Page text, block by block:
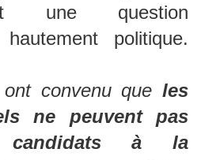
une question
hautement politique.
convenu que les
ne peuvent pas
candidats à la